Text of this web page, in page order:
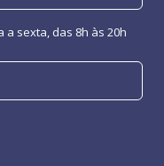
sexta, das 8h às 20h